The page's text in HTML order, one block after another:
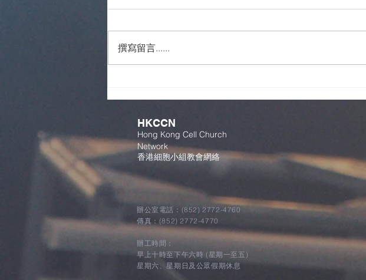
#「渾·動」始於同一方向 #「渾·動
撰寫留言......
HKCCN
Hong Kong Cell Church
Network
香港細胞小組教會網絡
辦公室電話：(852) 2772-4760
傳真：(852) 2772-4770
辦工時間：
早上十時至下午六時 (星期一至五)
星期六、星期日及公眾假期休息